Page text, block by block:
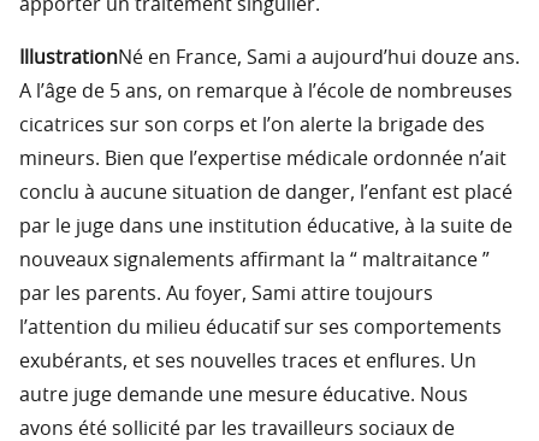
apporter un traitement singulier.
IllustrationNé en France, Sami a aujourd’hui douze ans.
A l’âge de 5 ans, on remarque à l’école de nombreuses
cicatrices sur son corps et l’on alerte la brigade des
mineurs. Bien que l’expertise médicale ordonnée n’ait
conclu à aucune situation de danger, l’enfant est placé
par le juge dans une institution éducative, à la suite de
nouveaux signalements affirmant la “ maltraitance ”
par les parents. Au foyer, Sami attire toujours
l’attention du milieu éducatif sur ses comportements
exubérants, et ses nouvelles traces et enflures. Un
autre juge demande une mesure éducative. Nous
avons été sollicité par les travailleurs sociaux de